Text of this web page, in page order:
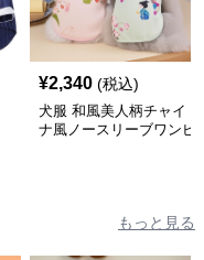
¥2,340 (税込)
犬服 和風美人柄チャイ
ナ風ノースリーブワンピ
もっと見る